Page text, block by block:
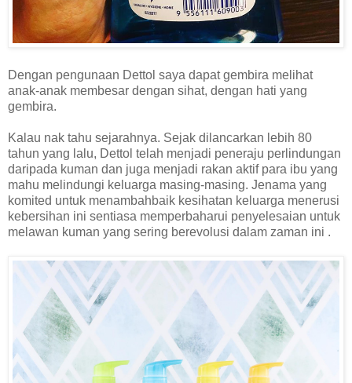
Dengan pengunaan Dettol saya dapat gembira melihat
anak-anak membesar dengan sihat, dengan hati yang
gembira.
Kalau nak tahu sejarahnya. Sejak dilancarkan lebih 80
tahun yang lalu, Dettol telah menjadi peneraju perlindungan
daripada kuman dan juga menjadi rakan aktif para ibu yang
mahu melindungi keluarga masing-masing. Jenama yang
komited untuk menambahbaik kesihatan keluarga menerusi
kebersihan ini sentiasa memperbaharui penyelesaian untuk
melawan kuman yang sering berevolusi dalam zaman ini .